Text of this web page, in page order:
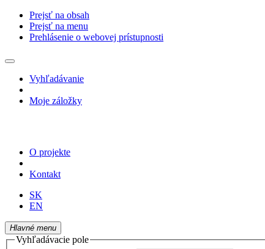
Prejsť na obsah
Prejsť na menu
Prehlásenie o webovej prístupnosti
Vyhľadávanie
Moje záložky
O projekte
Kontakt
SK
EN
Hlavné menu
Vyhľadávacie pole